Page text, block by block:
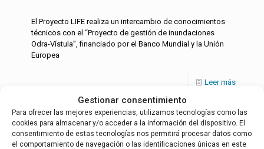
Gestionar consentimiento
Para ofrecer las mejores experiencias, utilizamos tecnologías como las
cookies para almacenar y/o acceder a la información del dispositivo. El
consentimiento de estas tecnologías nos permitirá procesar datos como
el comportamiento de navegación o las identificaciones únicas en este
El Proyecto LIFE realiza un intercambio de conocimientos
técnicos con el “Proyecto de gestión de inundaciones
Odra-Vístula”, financiado por el Banco Mundial y la Unión
Europea
Leer más
Español